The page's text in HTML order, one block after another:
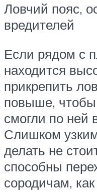
Ловчий пояс,
вредителей
Если рядом с
находится
прикрепить
повыше,
смогли по ней
Слишком
делать не
способны
сородичам,